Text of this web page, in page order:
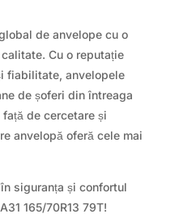
de anvelope cu o
Cu o reputație
fiabilitate, anvelopele
de șoferi din întreaga
de cercetare și
anvelopă oferă cele mai
siguranța și confortul
165/70R13 79T!